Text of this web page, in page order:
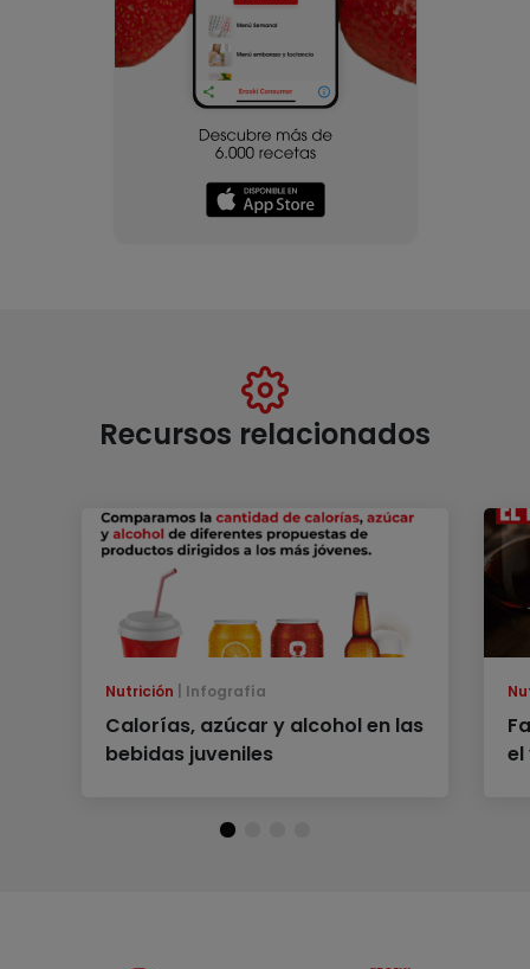
Recursos relacionados
Nutrición Infografía
Calorías, azúcar y alcohol en las
bebidas juveniles
el